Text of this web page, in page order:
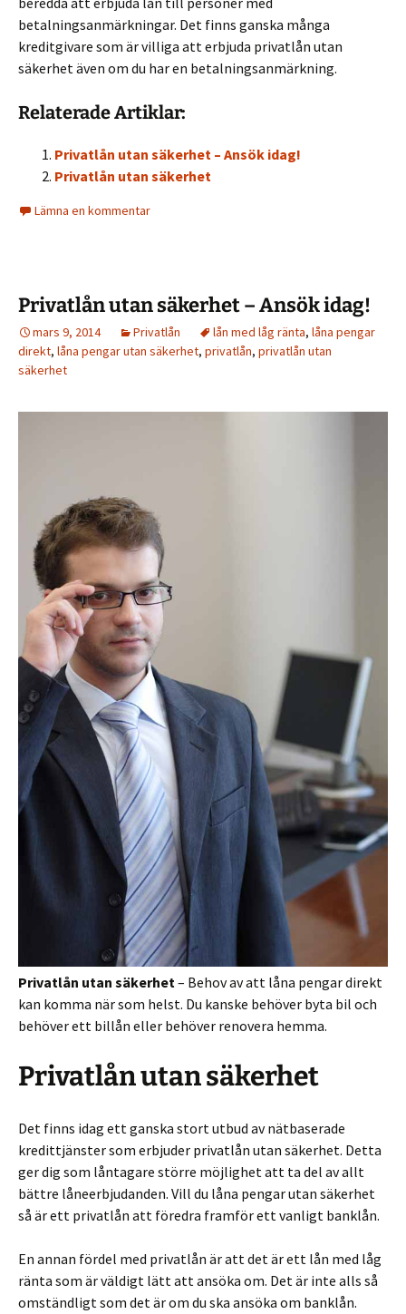
betalningsanmärkningar. Det finns ganska många
kreditgivare som är villiga att erbjuda privatlån utan
säkerhet även om du har en betalningsanmärkning.
Relaterade Artiklar:
Privatlån utan säkerhet – Ansök idag!
Privatlån utan säkerhet
Lämna en kommentar
Privatlån utan säkerhet – Ansök idag!
mars 9, 2014 Privatlån lån med låg ränta, låna pengar
direkt, låna pengar utan säkerhet, privatlån, privatlån utan
säkerhet
Privatlån utan säkerhet– Behov av att låna pengar direkt
kan komma när som helst. Du kanske behöver byta bil och
behöver ett billån eller behöver renovera hemma.
Privatlån utan säkerhet
Det finns idag ett ganska stort utbud av nätbaserade
kredittjänster som erbjuder privatlån utan säkerhet. Detta
ger dig som låntagare större möjlighet att ta del av allt
bättre låneerbjudanden. Vill du låna pengar utan säkerhet
så är ett privatlån att föredra framför ett vanligt banklån.
En annan fördel med privatlån är att det är ett lån med låg
ränta som är väldigt lätt att ansöka om. Det är inte alls så
omständligt som det är om du ska ansöka om banklån.